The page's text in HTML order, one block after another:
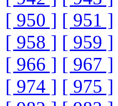
[ 950 ] [ 951 ]
[ 958 ] [ 959 ]
[ 966 ] [ 967 ]
[ 974 ] [ 975 ]